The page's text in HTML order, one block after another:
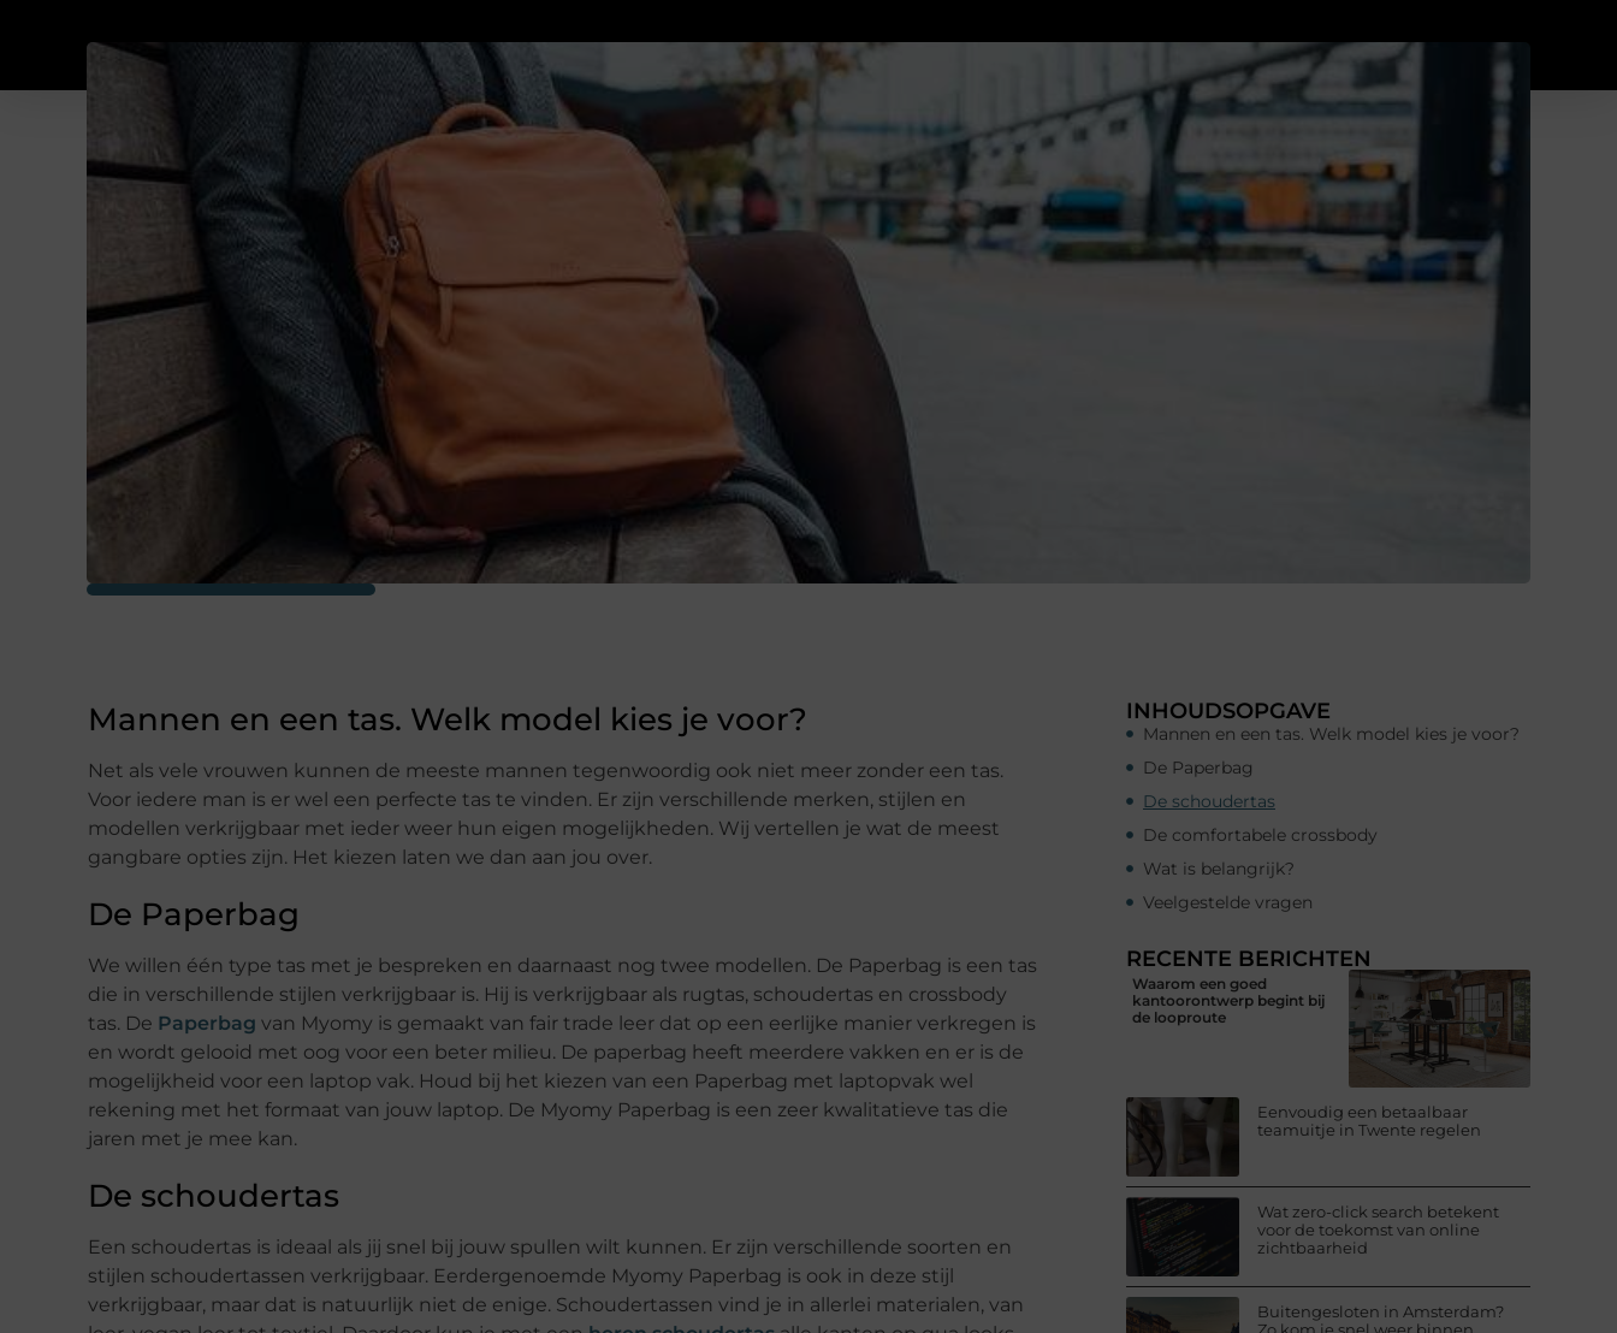
Mannen en een tas. Welk model kies je voor?
Net als vele vrouwen kunnen de meeste mannen tegenwoordig ook niet meer zonder een tas.
Voor iedere man is er wel een perfecte tas te vinden. Er zijn verschillende merken, stijlen en
modellen verkrijgbaar met ieder weer hun eigen mogelijkheden. Wij vertellen je wat de meest
gangbare opties zijn. Het kiezen laten we dan aan jou over.
De Paperbag
We willen één type tas met je bespreken en daarnaast nog twee modellen. De Paperbag is een tas
die in verschillende stijlen verkrijgbaar is. Hij is verkrijgbaar als rugtas, schoudertas en crossbody
tas. De Paperbag van Myomy is gemaakt van fair trade leer dat op een eerlijke manier verkregen is
en wordt gelooid met oog voor een beter milieu. De paperbag heeft meerdere vakken en er is de
mogelijkheid voor een laptop vak. Houd bij het kiezen van een Paperbag met laptopvak wel
rekening met het formaat van jouw laptop. De Myomy Paperbag is een zeer kwalitatieve tas die
jaren met je mee kan.
De schoudertas
Een schoudertas is ideaal als jij snel bij jouw spullen wilt kunnen. Er zijn verschillende soorten en
stijlen schoudertassen verkrijgbaar. Eerdergenoemde Myomy Paperbag is ook in deze stijl
verkrijgbaar, maar dat is natuurlijk niet de enige. Schoudertassen vind je in allerlei materialen, van
INHOUDSOPGAVE
Mannen en een tas. Welk model kies je voor?
De Paperbag
De schoudertas
De comfortabele crossbody
Wat is belangrijk?
Veelgestelde vragen
RECENTE BERICHTEN
Waarom een goed
kantoorontwerp begint bij
de looproute
Eenvoudig een betaalbaar
teamuitje in Twente regelen
Wat zero-click search betekent
voor de toekomst van online
zichtbaarheid
Buitengesloten in Amsterdam?